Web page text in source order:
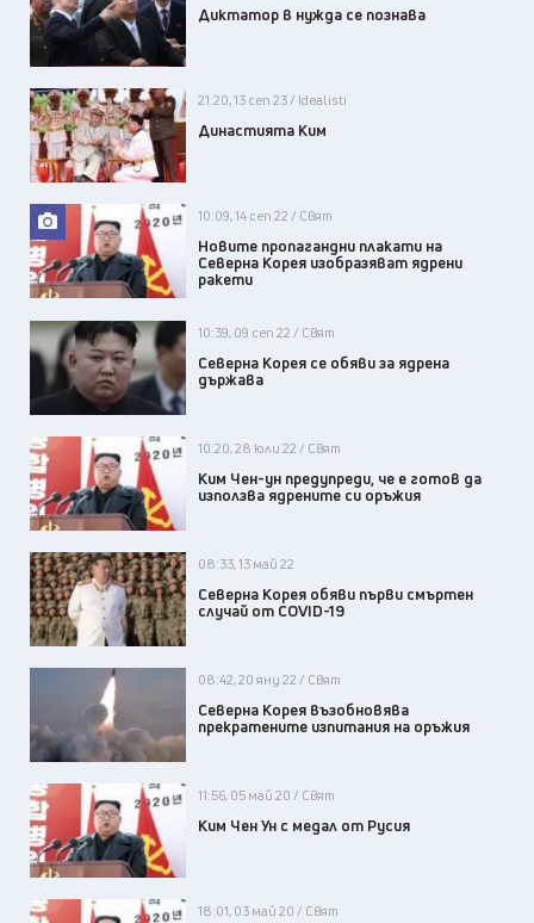
Диктатор в нужда се познава
21:20, 13 сеп 23 / Idealisti
Династията Ким
10:09, 14 сеп 22 / Свят
Новите пропагандни плакати на
Северна Корея изобразяват ядрени
ракети
10:39, 09 сеп 22 / Свят
Северна Корея се обяви за ядрена
държава
10:20, 28 юли 22 / Свят
Ким Чен-ун предупреди, че е готов да
използва ядрените си оръжия
08:33, 13 май 22
Северна Корея обяви първи смъртен
случай от COVID-19
08:42, 20 яну 22 / Свят
Северна Корея възобновява
прекратените изпитания на оръжия
11:56, 05 май 20 / Свят
Ким Чен Ун с медал от Русия
18:01, 03 май 20 / Свят